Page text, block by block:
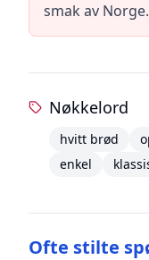
smak av Norge.
Nøkkelord
hvitt brød
enkel
Ofte stilte